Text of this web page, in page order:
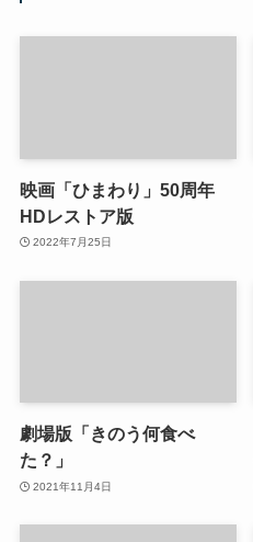
映画「ひまわり」50周年
HDレストア版
2022年7月25日
劇場版「きのう何食べ
た？」
2021年11月4日